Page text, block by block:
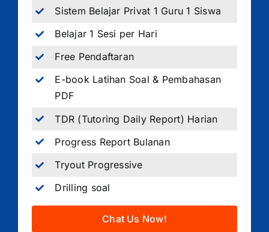
Sistem Belajar Privat 1 Guru 1 Siswa
Belajar 1 Sesi per Hari
Free Pendaftaran
E-book Latihan Soal & Pembahasan
PDF
TDR (Tutoring Daily Report) Harian
Progress Report Bulanan
Tryout Progressive
Drilling soal
Chat Us Now!